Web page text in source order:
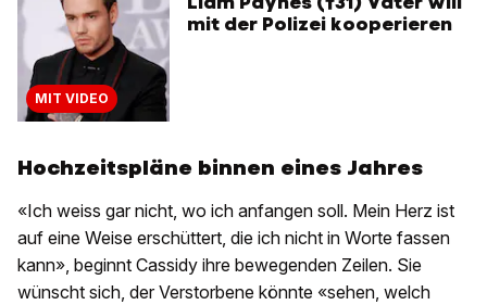
MIT VIDEO
mit der Polizei kooperieren
Hochzeitspläne binnen eines Jahres
«Ich weiss gar nicht, wo ich anfangen soll. Mein Herz ist
auf eine Weise erschüttert, die ich nicht in Worte fassen
kann», beginnt Cassidy ihre bewegenden Zeilen. Sie
wünscht sich, der Verstorbene könnte «sehen, welch